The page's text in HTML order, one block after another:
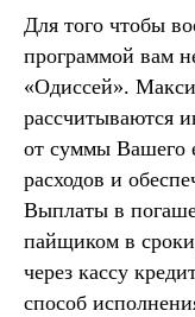
Для того чтобы
программой вам
«Одиссей».
рассчитываются
от суммы Вашего
расходов и
Выплаты в
пайщиком в
через кассу
способ